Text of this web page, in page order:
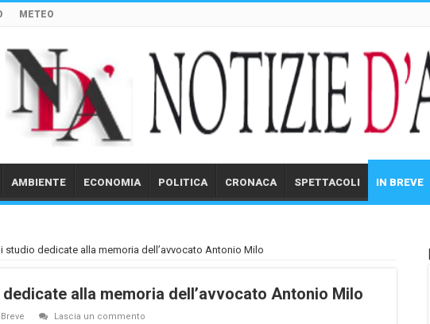
METEO
AMBIENTE ECONOMIA POLITICA CRONACA SPETTACOLI IN BREVE
studio dedicate alla memoria dell’avvocato Antonio Milo
alla memoria dell’avvocato Antonio Milo
Lascia un commento